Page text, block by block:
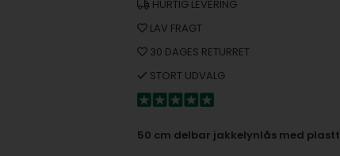
HURTIG LEVERING
LAV FRAGT
30 DAGES RETURRET
STORT UDVALG
50 cm delbar jakkelynlås med